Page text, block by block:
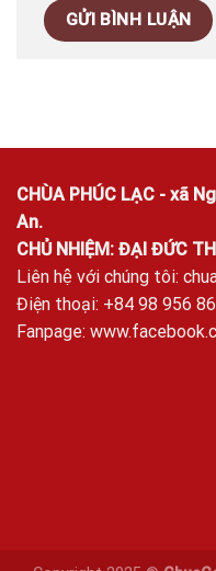
CHÙA PHÚC LẠC - xã
An.
CHỦ NHIỆM: ĐẠI ĐỨC
Liên hệ với chúng tôi:
Điện thoại: +84 98 956
Fanpage: